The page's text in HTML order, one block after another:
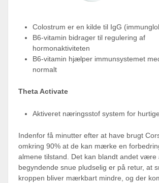
Colostrum er en kilde til IgG
B6-vitamin bidrager til regulering af
hormonaktiviteten
B6-vitamin hjælper immunsystemet
normalt
Theta Activate
Aktiveret næringsstof system for
Indenfor få minutter efter at have brugt
omkring 90% at de kan mærke en
almene tilstand. Det kan blandt andet være
begyndende snue pludselig er på retur, at
kroppen bliver mærkbart mindre, og der